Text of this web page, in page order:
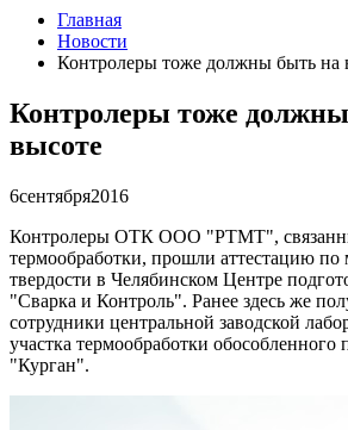
Главная
Новости
Контролеры тоже должны быть на
Контролеры тоже
высоте
6сентября2016
Контролеры ОТК ООО "РТМТ",
термообработки, прошли аттестацию по
твердости в Челябинском Центре
"Сварка и Контроль". Ранее здесь же
сотрудники центральной заводской
участка термообработки обособленного
"Курган".